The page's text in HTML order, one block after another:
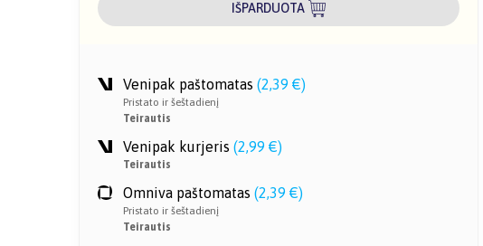
IŠPARDUOTA
Venipak paštomatas (2,39 €)
Pristato ir šeštadienį
Teirautis
Venipak kurjeris (2,99 €)
Teirautis
Omniva paštomatas (2,39 €)
Pristato ir šeštadienį
Teirautis